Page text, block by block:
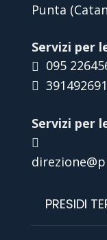
Punta
Servizi per
095
Servizi per
PRESIDI